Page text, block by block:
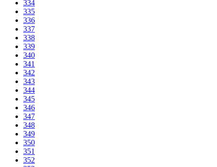
334
335
336
337
338
339
340
341
342
343
344
345
346
347
348
349
350
351
352